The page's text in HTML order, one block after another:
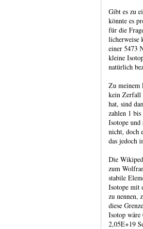
Gibt es zu
könnte es
für die
licher­weise
einer 5473
kleine
natür­lich
Zu meinem
kein Zerfall
hat, sind
zahlen 1
Isotope
nicht, doch
das jedoch
Die
zum
stabile
Isotope mit
zu nennen,
diese
Isotop wäre
2,05E+19